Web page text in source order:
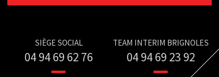
SIÈGE SOCIAL
04 94 69 62 76
TEAM INTERIM BRIGNOLES
04 94 69 23 92